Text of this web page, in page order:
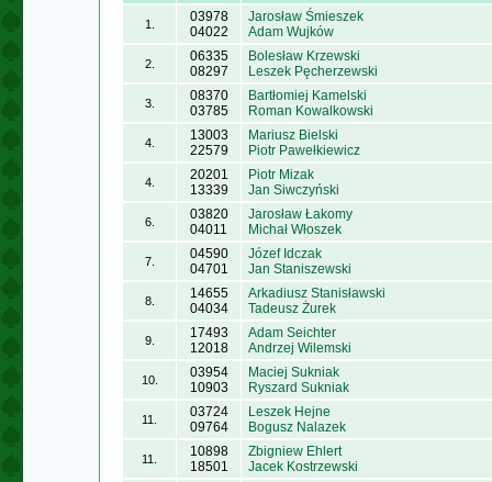
1.
03978
04022
Jarosław Śmieszek
Adam Wujków
2.
06335
08297
Bolesław Krzewski
Leszek Pęcherzewski
3.
08370
03785
Bartłomiej Kamelski
Roman Kowalkowski
4.
13003
22579
Mariusz Bielski
Piotr Pawełkiewicz
4.
20201
13339
Piotr Mizak
Jan Siwczyński
6.
03820
04011
Jarosław Łakomy
Michał Włoszek
7.
04590
04701
Józef Idczak
Jan Staniszewski
8.
14655
04034
Arkadiusz Stanisławski
Tadeusz Żurek
9.
17493
12018
Adam Seichter
Andrzej Wilemski
10.
03954
10903
Maciej Sukniak
Ryszard Sukniak
11.
03724
09764
Leszek Hejne
Bogusz Nalazek
11.
10898
18501
Zbigniew Ehlert
Jacek Kostrzewski